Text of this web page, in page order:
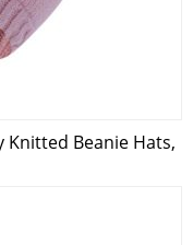
Knitted Beanie Hats,